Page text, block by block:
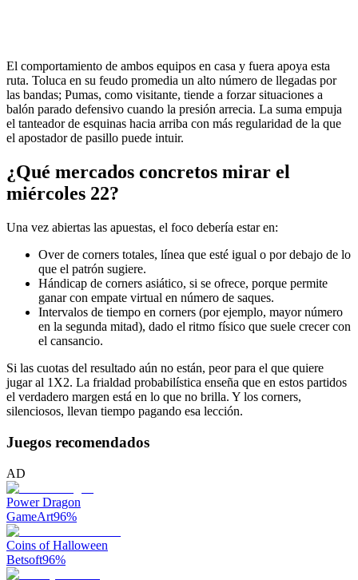
El comportamiento de ambos equipos en casa y fuera apoya esta
ruta. Toluca en su feudo promedia un alto número de llegadas por
las bandas; Pumas, como visitante, tiende a forzar situaciones a
balón parado defensivo cuando la presión arrecia. La suma empuja
el tanteador de esquinas hacia arriba con más regularidad de la que
el apostador de pasillo puede intuir.
¿Qué mercados concretos mirar el
miércoles 22?
Una vez abiertas las apuestas, el foco debería estar en:
Over de corners totales, línea que esté igual o por debajo de lo
que el patrón sugiere.
Hándicap de corners asiático, si se ofrece, porque permite
ganar con empate virtual en número de saques.
Intervalos de tiempo en corners (por ejemplo, mayor número
en la segunda mitad), dado el ritmo físico que suele crecer con
el cansancio.
Si las cuotas del resultado aún no están, peor para el que quiere
jugar al 1X2. La frialdad probabilística enseña que en estos partidos
el verdadero margen está en lo que no brilla. Y los corners,
silenciosos, llevan tiempo pagando esa lección.
Juegos recomendados
AD
Power Dragon
GameArt96%
Coins of Halloween
Betsoft96%